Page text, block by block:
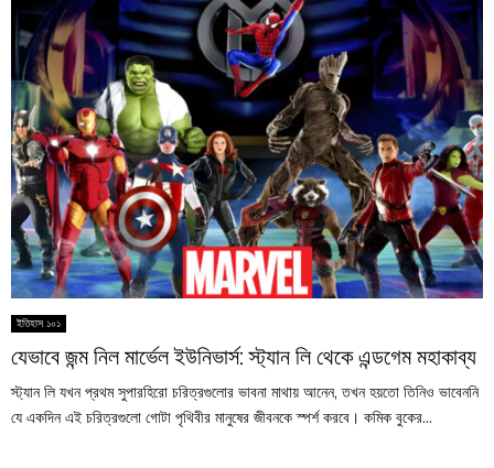
ইতিহাস ১০১
যেভাবে জন্ম নিল মার্ভেল ইউনিভার্স: স্ট্যান লি থেকে এন্ডগেম মহাকাব্য
স্ট্যান লি যখন প্রথম সুপারহিরো চরিত্রগুলোর ভাবনা মাথায় আনেন, তখন হয়তো তিনিও ভাবেননি
যে একদিন এই চরিত্রগুলো গোটা পৃথিবীর মানুষের জীবনকে স্পর্শ করবে। কমিক বুকের...